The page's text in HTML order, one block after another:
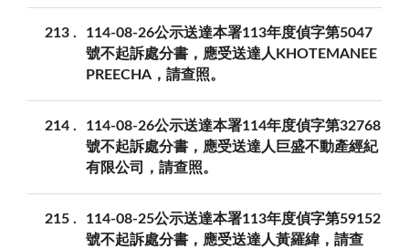
213
114-08-26公示送達本署113年度偵字第5047
號不起訴處分書，應受送達人KHOTEMANEE
PREECHA，請查照。
214
114-08-26公示送達本署114年度偵字第32768
號不起訴處分書，應受送達人巨盛不動產經紀
有限公司，請查照。
215
114-08-25公示送達本署113年度偵字第59152
號不起訴處分書，應受送達人黃羅緯，請查